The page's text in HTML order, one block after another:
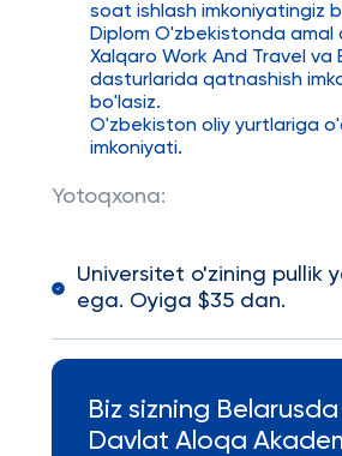
soat ishlash imkoniyatingiz
Diplom O'zbekistonda amal
Xalqaro Work And Travel va
dasturlarida qatnashish
bo'lasiz.
O'zbekiston oliy yurtlariga
imkoniyati.
Yotoqxona:
Universitet o'zining pullik
ega. Oyiga $35 dan.
Biz sizning
Davlat Aloqa